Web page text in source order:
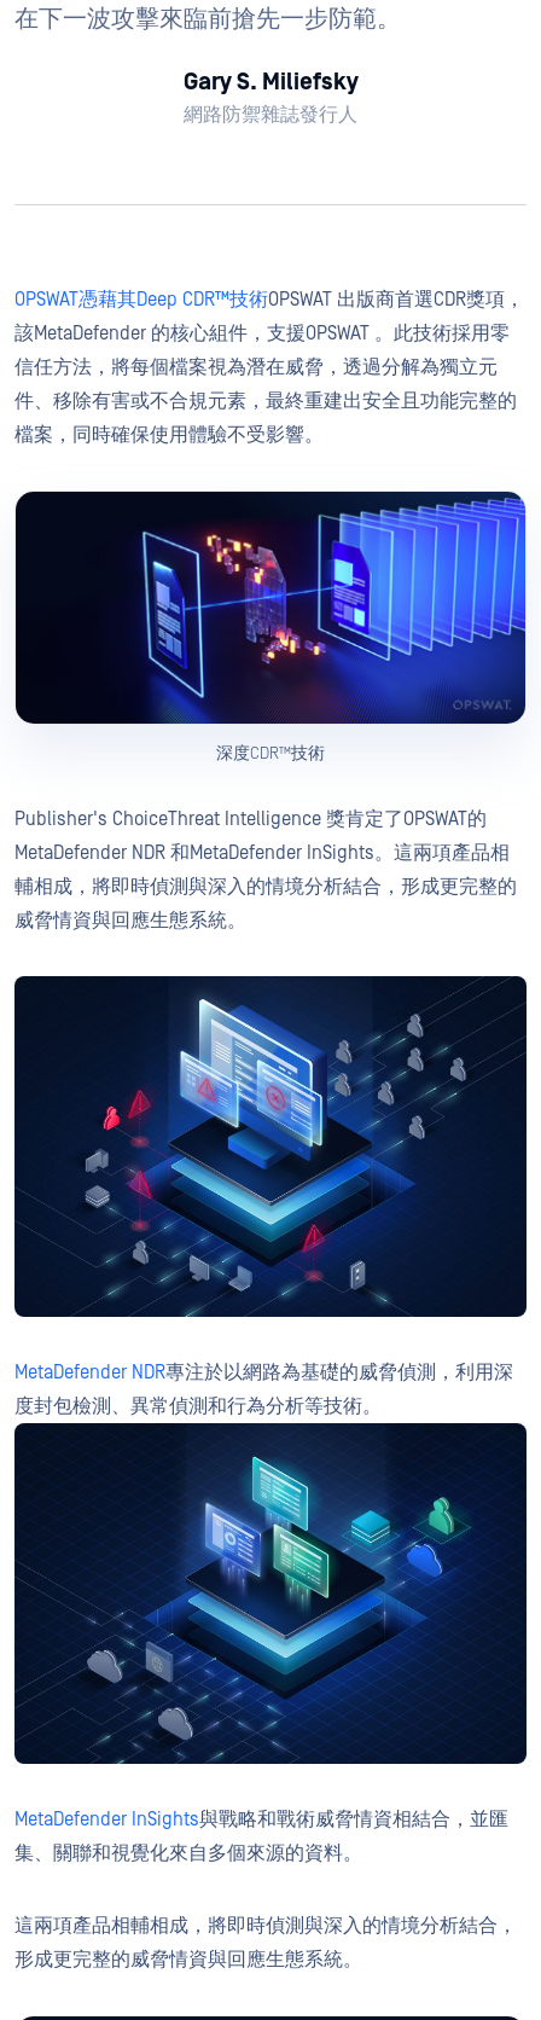
在下一波攻擊來臨前搶先一步防範。
Gary S. Miliefsky
網路防禦雜誌發行人
OPSWAT憑藉其Deep CDR™技術OPSWAT 出版商首選CDR獎項，
該MetaDefender 的核心組件，支援OPSWAT 。此技術採用零
信任方法，將每個檔案視為潛在威脅，透過分解為獨立元
件、移除有害或不合規元素，最終重建出安全且功能完整的
檔案，同時確保使用體驗不受影響。
深度CDR™技術
Publisher's ChoiceThreat Intelligence 獎肯定了OPSWAT的
MetaDefender NDR 和MetaDefender InSights。這兩項產品相
輔相成，將即時偵測與深入的情境分析結合，形成更完整的
威脅情資與回應生態系統。
MetaDefender NDR專注於以網路為基礎的威脅偵測，利用深
度封包檢測、異常偵測和行為分析等技術。
MetaDefender InSights與戰略和戰術威脅情資相結合，並匯
集、關聯和視覺化來自多個來源的資料。
這兩項產品相輔相成，將即時偵測與深入的情境分析結合，
形成更完整的威脅情資與回應生態系統。